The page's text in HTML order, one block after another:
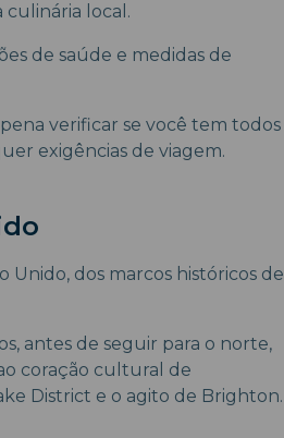
culinária local.
de saúde e medidas de
verificar se você tem todos
exigências de viagem.
Unido, dos marcos históricos de
antes de seguir para o norte,
coração cultural de
District e o agito de Brighton.